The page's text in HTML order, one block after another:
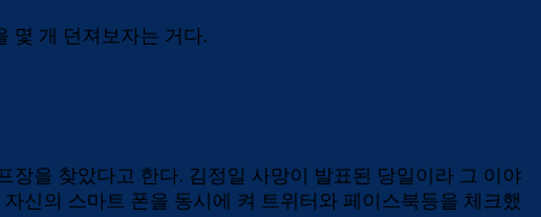
몇 개 던져보자는 거다.
을 찾았다고 한다. 김정일 사망이 발표된 당일이라 그 이야
신의 스마트 폰을 동시에 켜 트위터와 페이스북등을 체크했